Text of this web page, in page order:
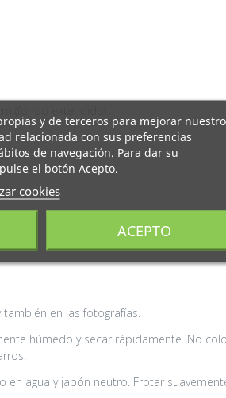
(fondo extendido)
en las fotografías.
húmedo y secar rápidamente. No
agua y jabón neutro. Frotar
y de terceros para mejorar
relacionada con sus preferencias
de navegación. Para dar su
el botón Acepto.
cookies
ACEPTO